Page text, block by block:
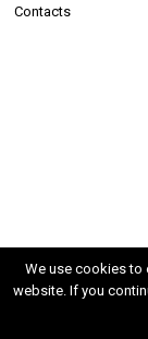
Contacts
We use cookies to
website. If you